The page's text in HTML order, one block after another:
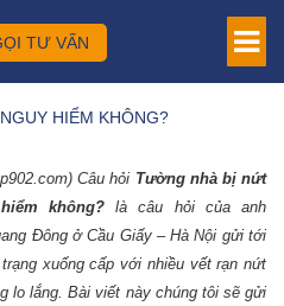
TƯ VẤN
HIỂM KHÔNG?
Câu hỏi Tường nhà bị nứt
không?là câu hỏi của anh
Đông ở Cầu Giấy – Hà Nội gửi tới
xuống cấp với nhiều vết rạn nứt
lo lắng. Bài viết này chúng tôi sẽ gửi